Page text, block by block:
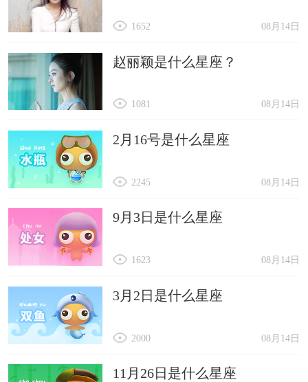
08月14日
1652
赵丽颖是什么星座？
08月14日
1081
2月16号是什么星座
08月14日
2245
9月3日是什么星座
08月14日
1623
3月2日是什么星座
08月14日
2000
11月26日是什么星座